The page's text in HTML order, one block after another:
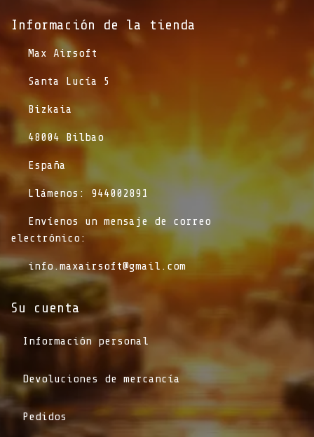
Información de la tienda​
​Max Airsoft
​Santa Lucía 5
​Bizkaia
​48004 Bilbao
​España
​Llámenos: 944002891
​Envíenos un mensaje de correo
electrónico:
info.maxairsoft@gmail.com
Su cuenta
Información personal
Devoluciones de mercancía
Pedidos